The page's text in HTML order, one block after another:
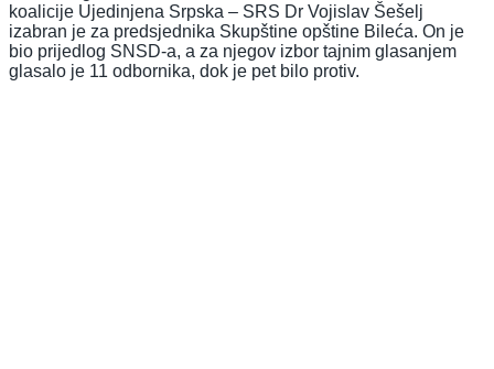
koalicije Ujedinjena Srpska – SRS Dr Vojislav Šešelj
izabran je za predsjednika Skupštine opštine Bileća. On je
bio prijedlog SNSD-a, a za njegov izbor tajnim glasanjem
glasalo je 11 odbornika, dok je pet bilo protiv.